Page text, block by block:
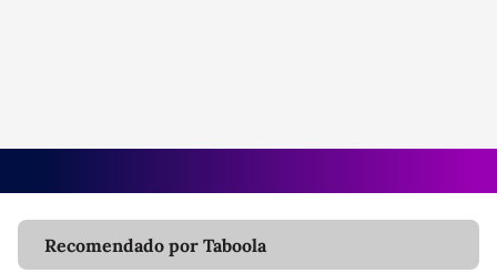
Recomendado por Taboola